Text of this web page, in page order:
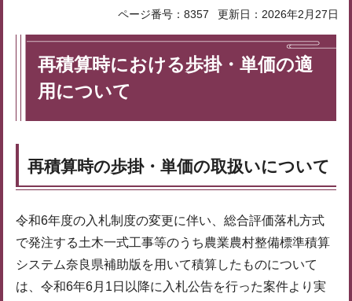
ページ番号：8357 更新日：2026年2月27日
再積算時における歩掛・単価の適
用について
再積算時の歩掛・単価の取扱いについて
令和6年度の入札制度の変更に伴い、総合評価落札方式
で発注する土木一式工事等のうち農業農村整備標準積算
システム奈良県補助版を用いて積算したものについて
は、令和6年6月1日以降に入札公告を行った案件より実